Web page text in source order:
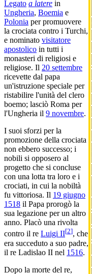
Legato a latere in
Ungheria, Boemia e
Polonia per promuovere
la crociata contro i Turchi,
e nominato visitatore
apostolico in tutti i
monasteri di religiosi e
religiose. Il 20 settembre
ricevette dal papa
un'istruzione speciale per
ristabilire l'unità del clero
boemo; lasciò Roma per
l'Ungheria il 9 novembre.
I suoi sforzi per la
promozione della crociata
non ebbero successo; i
nobili si opposero al
progetto che si concluse
con una lotta tra loro e i
crociati, in cui la nobiltà
fu vittoriosa. Il 19 giugno
1518 il Papa prorogò la
sua legazione per un altro
anno. Placò una rivolta
contro il re Luigi II[2], che
era succeduto a suo padre,
il re Ladislao II nel 1516.
Dopo la morte del re,